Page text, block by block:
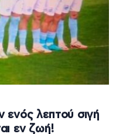
ενός λεπτού σιγή
εν ζωή!